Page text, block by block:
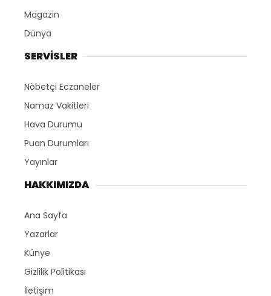
Magazin
Dünya
SERVİSLER
Nöbetçi Eczaneler
Namaz Vakitleri
Hava Durumu
Puan Durumları
Yayınlar
HAKKIMIZDA
Ana Sayfa
Yazarlar
Künye
Gizlilik Politikası
İletişim